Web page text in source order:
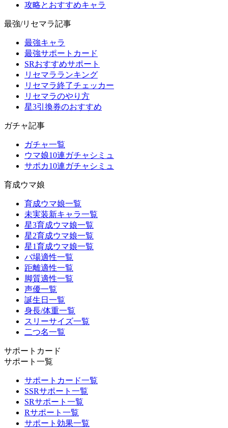
攻略とおすすめキャラ
最強/リセマラ記事
最強キャラ
最強サポートカード
SRおすすめサポート
リセマラランキング
リセマラ終了チェッカー
リセマラのやり方
星3引換券のおすすめ
ガチャ記事
ガチャ一覧
ウマ娘10連ガチャシミュ
サポカ10連ガチャシミュ
育成ウマ娘
育成ウマ娘一覧
未実装新キャラ一覧
星3育成ウマ娘一覧
星2育成ウマ娘一覧
星1育成ウマ娘一覧
バ場適性一覧
距離適性一覧
脚質適性一覧
声優一覧
誕生日一覧
身長/体重一覧
スリーサイズ一覧
二つ名一覧
サポートカード
サポート一覧
サポートカード一覧
SSRサポート一覧
SRサポート一覧
Rサポート一覧
サポート効果一覧